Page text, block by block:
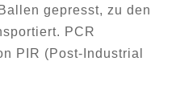
gepresst, zu den
PCR
PIR (Post-Industrial